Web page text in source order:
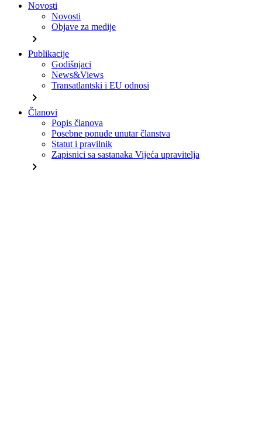
Novosti
Novosti
Objave za medije
chevron_right
Publikacije
Godišnjaci
News&Views
Transatlantski i EU odnosi
chevron_right
Članovi
Popis članova
Posebne ponude unutar članstva
Statut i pravilnik
Zapisnici sa sastanaka Vijeća upravitelja
chevron_right